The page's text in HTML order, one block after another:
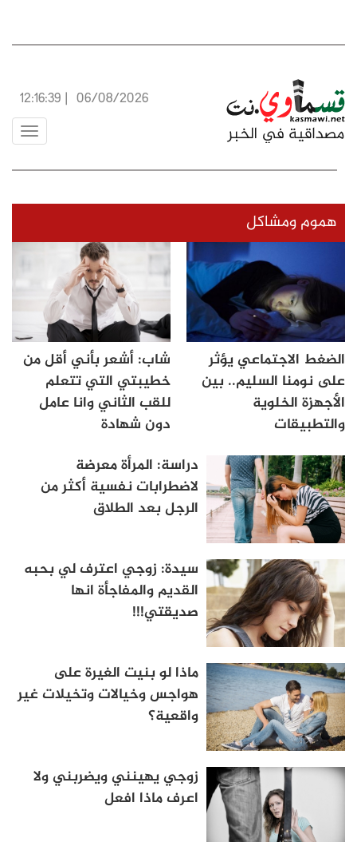
06/08/2026
|
12:16:39
Toggle
هموم ومشاكل
الضغط الاجتماعي يؤثر
على نومنا السليم.. بين
الأجهزة الخلوية
والتطبيقات
شاب: أشعر بأني أقل من
خطيبتي التي تتعلم
للقب الثاني وانا عامل
دون شهادة
دراسة: المرأة معرضة
لاضطرابات نفسية أكثر من
الرجل بعد الطلاق
سيدة: زوجي اعترف لي بحبه
القديم والمفاجأة انها
صديقتي!!!
ماذا لو بنيت الغيرة على
هواجس وخيالات وتخيلات غير
واقعية؟
زوجي يهينني ويضربني ولا
اعرف ماذا افعل